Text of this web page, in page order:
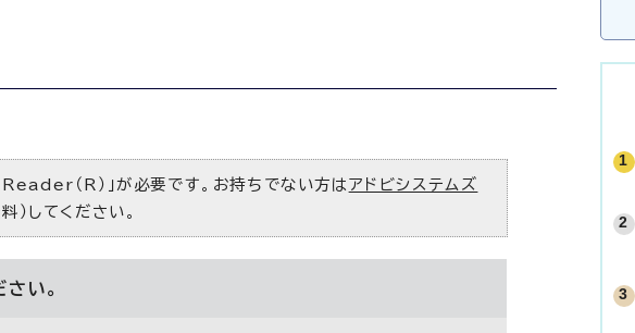
（R）」が必要です。お持ちでない方は アドビシステムズ
）してください。
い。